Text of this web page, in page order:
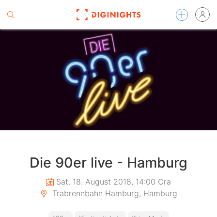
Die 90er live - Hamburg
Sat. 18. August 2018, 14:00 Ora
Trabrennbahn Hamburg, Hamburg